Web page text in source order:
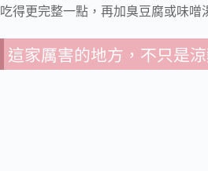
吃得更完整一點，再加臭豆腐或味噌
這家厲害的地方，不只是